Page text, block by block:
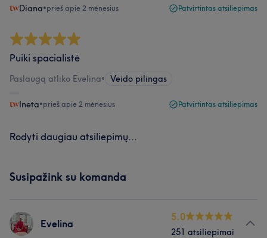
Diana•prieš apie 2 mėnesius Patvirtintas atsiliepimas
Puiki spacialistė
Paslaugą atliko Evelina• Veido pilingas
Ineta•prieš apie 2 mėnesius Patvirtintas atsiliepimas
Rodyti daugiau atsiliepimų...
Susipažink su komanda
Evelina
5.0
251 atsiliepimai